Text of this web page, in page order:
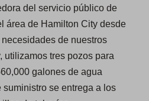
del servicio público de
área de Hamilton City desde
de nuestros
utilizamos tres pozos para
galones de agua
se entrega a los